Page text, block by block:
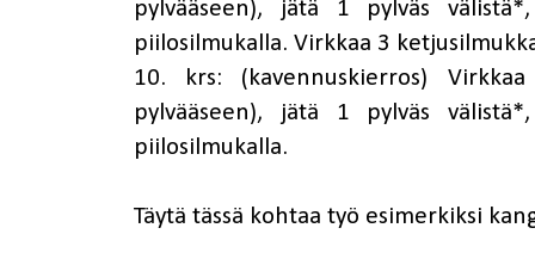
pylvääseen), jätä 1 pylväs
piilosilmukalla. Virkkaa 3
10. krs: (kavennuskierros)
pylvääseen), jätä 1 pylväs
piilosilmukalla.
Täytä tässä kohtaa työ esimerkiksi